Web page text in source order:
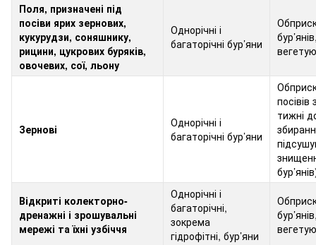
Поля, призначені під
посіви ярих зернових,
кукурудзи, соняшнику,
рицини, цукрових буряків,
овочевих, сої, льону
Однорічні і
багаторічні бур’яни
Зернові
Однорічні і
багаторічні бур’яни
посівів
тижні
Відкриті колекторно-
дренажні і зрошувальні
мережі та їхні узбіччя
Однорічні і
багаторічні,
зокрема
гідрофітні, бур’яни